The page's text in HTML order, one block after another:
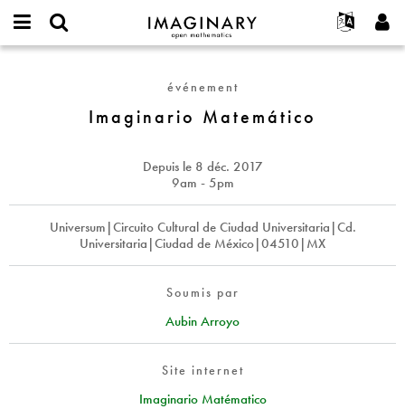
IMAGINARY
open
Français
Deutsch
Español
Türkçe
Programmes
Galeries
Films
Textes
Expositions
Plus...
Projets
Participer
Créer un nouveau compte
Demander un nouveau mot de passe
événement
Imaginario Matemático
Depuis le 8 déc. 2017
9am - 5pm
Universum|Circuito Cultural de Ciudad Universitaria|Cd.
Universitaria|Ciudad de México|04510|MX
Soumis par
Aubin Arroyo
Site internet
Imaginario Matématico